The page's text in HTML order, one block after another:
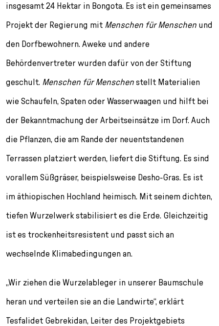
insgesamt 24 Hektar in Bongota. Es ist ein gemeinsames
Projekt der Regierung mit Menschen für Menschen und
den Dorfbewohnern. Aweke und andere
Behördenvertreter wurden dafür von der Stiftung
geschult. Menschen für Menschenstellt Materialien
wie Schaufeln, Spaten oder Wasserwaagen und hilft bei
der Bekanntmachung der Arbeitseinsätze im Dorf. Auch
die Pflanzen, die am Rande der neuentstandenen
Terrassen platziert werden, liefert die Stiftung. Es sind
vorallem Süßgräser, beispielsweise Desho-Gras. Es ist
im äthiopischen Hochland heimisch. Mit seinem dichten,
tiefen Wurzelwerk stabilisiert es die Erde. Gleichzeitig
ist es trockenheitsresistent und passt sich an
wechselnde Klimabedingungen an.
„Wir ziehen die Wurzelableger in unserer Baumschule
heran und verteilen sie an die Landwirte“, erklärt
Tesfalidet Gebrekidan, Leiter des Projektgebiets